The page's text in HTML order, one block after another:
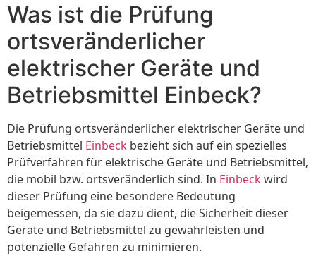
Was ist die Prüfung
ortsveränderlicher
elektrischer Geräte und
Betriebsmittel Einbeck?
Die Prüfung ortsveränderlicher elektrischer Geräte und
Betriebsmittel Einbeck bezieht sich auf ein spezielles
Prüfverfahren für elektrische Geräte und Betriebsmittel,
die mobil bzw. ortsveränderlich sind. In Einbeckwird
dieser Prüfung eine besondere Bedeutung
beigemessen, da sie dazu dient, die Sicherheit dieser
Geräte und Betriebsmittel zu gewährleisten und
potenzielle Gefahren zu minimieren.